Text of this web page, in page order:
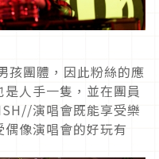
孩團體，因此粉絲的應
人手一隻，並在團員
演唱會既能享受樂
像演唱會的好玩有